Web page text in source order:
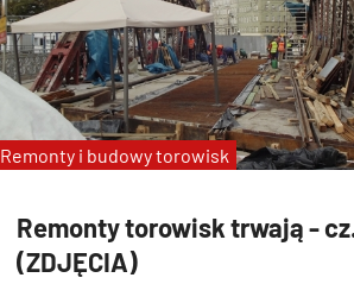
Remonty torowisk trwają -
(ZDJĘCIA)
Remonty i budowy torowisk